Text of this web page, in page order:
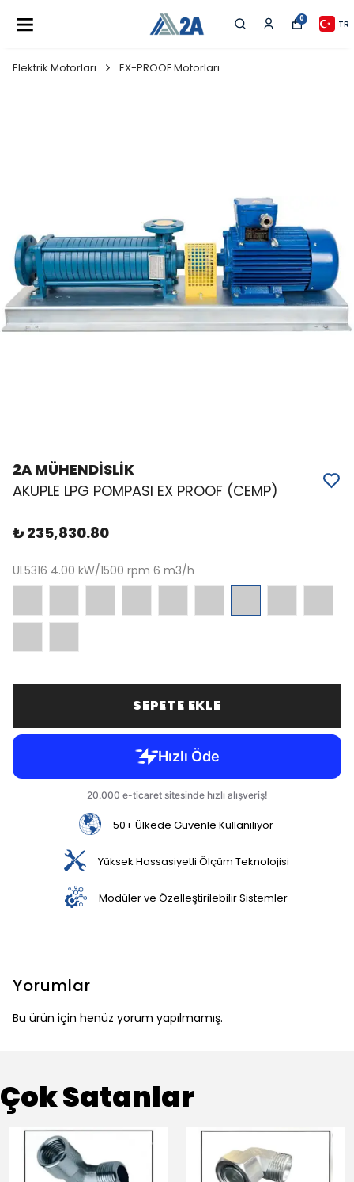
0 TR
Elektrik Motorları EX-PROOF Motorları
2A MÜHENDİSLİK
AKUPLE LPG POMPASI EX PROOF (CEMP)
₺ 235,830.80
UL5316 4.00 kW/1500 rpm 6 m3/h
SEPETE EKLE
50+ Ülkede Güvenle Kullanılıyor
Yüksek Hassasiyetli Ölçüm Teknolojisi
Modüler ve Özelleştirilebilir Sistemler
Yorumlar
Bu ürün için henüz yorum yapılmamış.
Çok Satanlar